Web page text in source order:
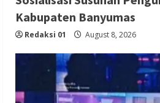
Kabupaten Banyumas
Redaksi 01 August 8, 2026